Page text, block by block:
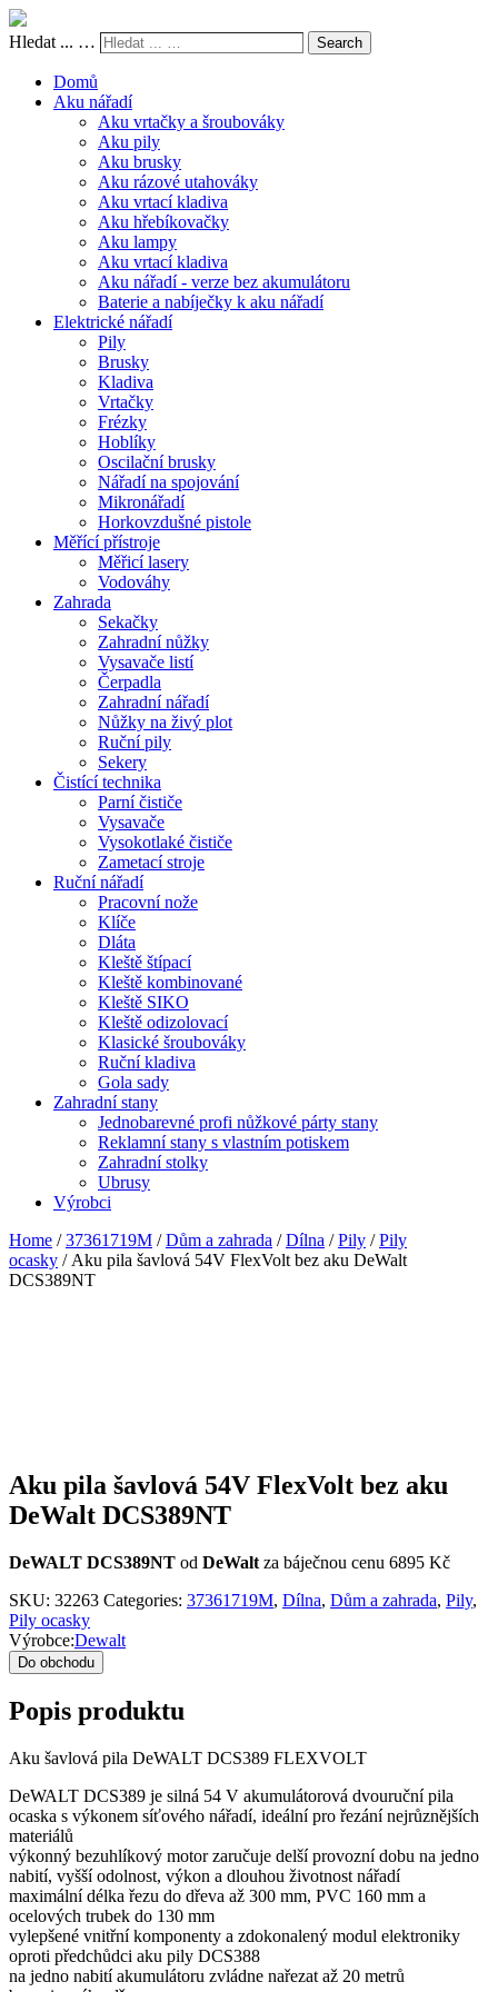
Hledat ... … Search
Domů
Aku nářadí
Aku vrtačky a šroubováky
Aku pily
Aku brusky
Aku rázové utahováky
Aku vrtací kladiva
Aku hřebíkovačky
Aku lampy
Aku vrtací kladiva
Aku nářadí - verze bez akumulátoru
Baterie a nabíječky k aku nářadí
Elektrické nářadí
Pily
Brusky
Kladiva
Vrtačky
Frézky
Hoblíky
Oscilační brusky
Nářadí na spojování
Mikronářadí
Horkovzdušné pistole
Měřící přístroje
Měřicí lasery
Vodováhy
Zahrada
Sekačky
Zahradní nůžky
Vysavače listí
Čerpadla
Zahradní nářadí
Nůžky na živý plot
Ruční pily
Sekery
Čistící technika
Parní čističe
Vysavače
Vysokotlaké čističe
Zametací stroje
Ruční nářadí
Pracovní nože
Klíče
Dláta
Kleště štípací
Kleště kombinované
Kleště SIKO
Kleště odizolovací
Klasické šroubováky
Ruční kladiva
Gola sady
Zahradní stany
Jednobarevné profi nůžkové párty stany
Reklamní stany s vlastním potiskem
Zahradní stolky
Ubrusy
Výrobci
Home /37361719M /Dům a zahrada /Dílna /Pily /Pily
ocasky / Aku pila šavlová 54V FlexVolt bez aku DeWalt
DCS389NT
Aku pila šavlová 54V FlexVolt bez aku
DeWalt DCS389NT
DeWALT DCS389NT od DeWalt za báječnou cenu 6895 Kč
SKU: 32263 Categories: 37361719M, Dílna, Dům a zahrada, Pily,
Pily ocasky
Výrobce:Dewalt
Do obchodu
Popis produktu
Aku šavlová pila DeWALT DCS389 FLEXVOLT
DeWALT DCS389 je silná 54 V akumulátorová dvouruční pila
ocaska s výkonem síťového nářadí, ideální pro řezání nejrůznějších
materiálů
výkonný bezuhlíkový motor zaručuje delší provozní dobu na jedno
nabití, vyšší odolnost, výkon a dlouhou životnost nářadí
maximální délka řezu do dřeva až 300 mm, PVC 160 mm a
ocelových trubek do 130 mm
vylepšené vnitřní komponenty a zdokonalený modul elektroniky
oproti předchůdci aku pily DCS388
na jedno nabití akumulátoru zvládne nařezat až 20 metrů